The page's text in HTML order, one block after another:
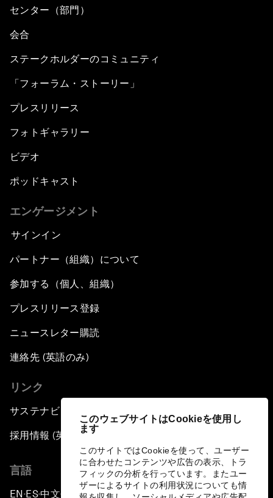
このウェブサイトはCookieを使用し
ます
このサイトではCookieを使って、ユーザー
に合わせたコンテンツや広告の表示、トラ
フィックの分析を行っています。またユー
ザーによるサイトの利用状況についても情
センター（部門）
会合
ステークホルダーのコミュニティ
「フォーラム・ストーリー」
プレスリリース
フォトギャラリー
ビデオ
ポッドキャスト
エンゲージメント
サインイン
パートナー（組織）について
参加する（個人、組織）
プレスリリース登録
ニュースレター購読
連絡先 (英語のみ)
リンク
サステナビリティへの取り組み
採用情報 (英語のみ)
言語
EN ▪ES▪中文▪ 日本語